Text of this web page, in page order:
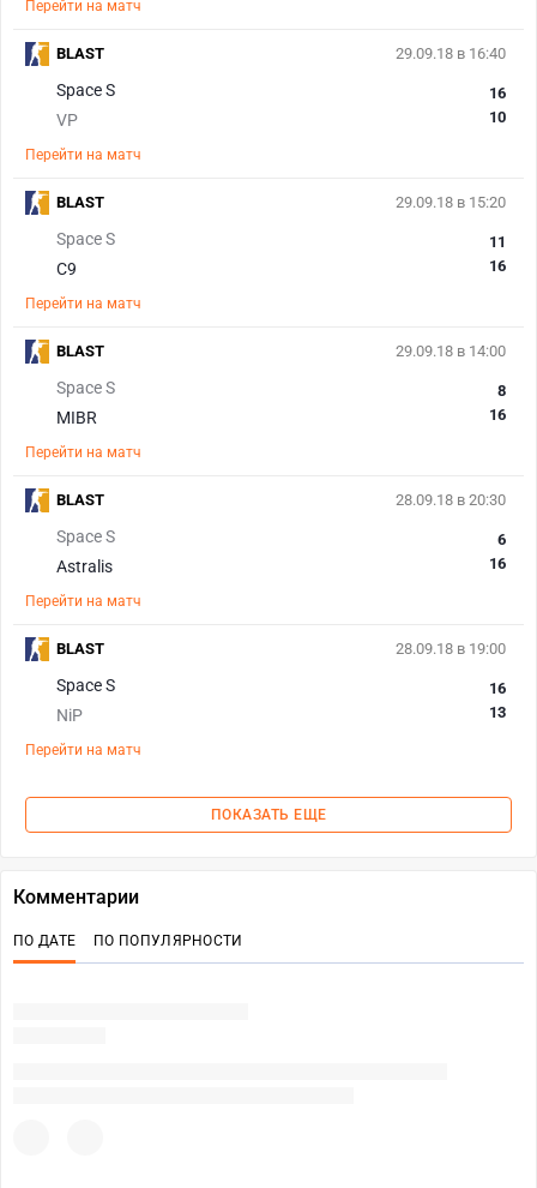
Перейти на матч
29.09.18 в 16:40
Space S
VP
16
10
Перейти на матч
BLAST
29.09.18 в 15:20
Space S
C9
11
16
Перейти на матч
BLAST
29.09.18 в 14:00
Space S
MIBR
8
16
Перейти на матч
BLAST
28.09.18 в 20:30
Space S
Astralis
6
16
Перейти на матч
BLAST
28.09.18 в 19:00
Space S
NiP
16
13
Перейти на матч
BLAST
ПОКАЗАТЬ ЕЩЕ
Комментарии
ПО ДАТЕ ПО ПОПУЛЯРНОСТИ